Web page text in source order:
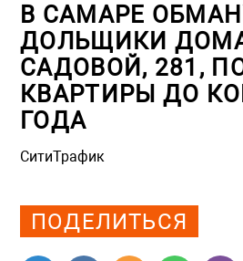
В САМАРЕ
ДОЛЬЩИКИ
САДОВОЙ, 281,
КВАРТИРЫ ДО
ГОДА
СитиТрафик
ПОДЕЛИТЬСЯ